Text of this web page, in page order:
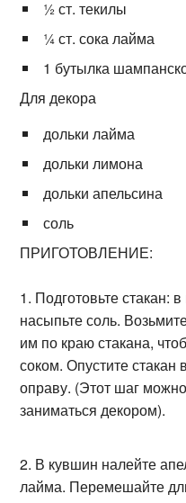
½ ст. текилы
¼ ст. сока лайма
1 бутылка
Для декора
дольки лайма
дольки лимона
дольки апельсина
соль
ПРИГОТОВЛЕНИЕ:
Подготовьте стакан:
насыпьте соль.
им по краю стакана,
соком. Опустите
оправу. (Этот шаг
заниматься декором).
В кувшин налейте
лайма. Перемешайте